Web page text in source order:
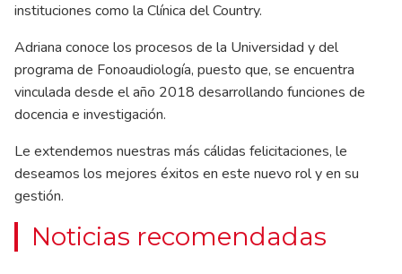
instituciones como la Clínica del Country.
Adriana conoce los procesos de la Universidad y del
programa de Fonoaudiología, puesto que, se encuentra
vinculada desde el año 2018 desarrollando funciones de
docencia e investigación.
Le extendemos nuestras más cálidas felicitaciones, le
deseamos los mejores éxitos en este nuevo rol y en su
gestión.
Noticias recomendadas